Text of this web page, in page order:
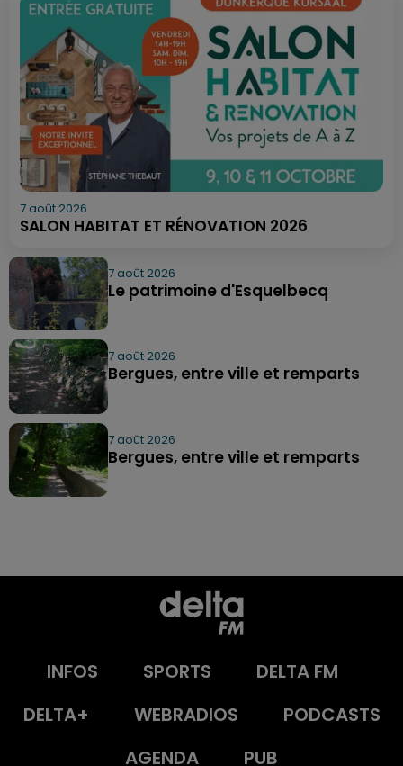
7 août 2026
SALON HABITAT ET RÉNOVATION 2026
7 août 2026
Le patrimoine d'Esquelbecq
7 août 2026
Bergues, entre ville et remparts
7 août 2026
Bergues, entre ville et remparts
INFOS SPORTS
DELTA FM
DELTA+
WEBRADIOS
PODCASTS
AGENDA
PUB